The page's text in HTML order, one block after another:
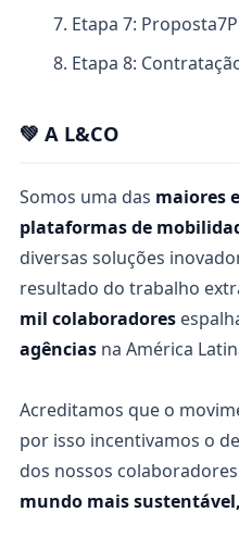
Etapa 7: Proposta7
Etapa 8:
💚 A L&CO
Somos uma das maiores
plataformas de
diversas soluções
resultado do trabalho
mil colaboradores
agências na América
Acreditamos que o
por isso incentivamos o
dos nossos
mundo mais